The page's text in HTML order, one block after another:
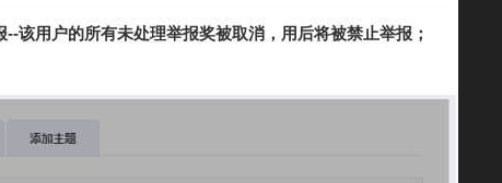
该用户的所有未处理举报奖被取消，用后将被禁止举报；